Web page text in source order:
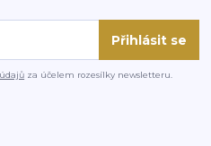
Přihlásit se
za účelem rozesílky newsletteru.